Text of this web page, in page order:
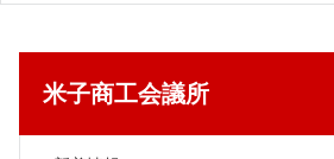
米子商工会議所